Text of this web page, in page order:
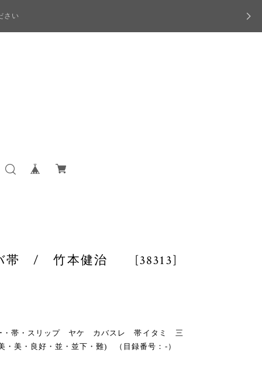
さい
帯 / 竹本健治 [38313]
・帯・スリップ ヤケ カバスレ 帯イタミ 三
・良好・並・並下・難) （目録番号：-）